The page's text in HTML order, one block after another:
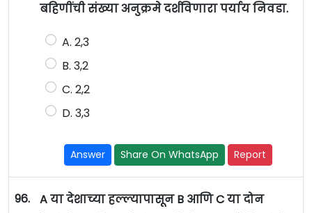
बहिणींची संख्या अनुक्रमे दर्शविणारा पर्याय निवडा.
A. 2,3
B. 3,2
C. 2,2
D. 3,3
Answer Share On WhatsApp Report
96.
A या देशाच्या हल्ल्यापासून B आणि C या दोन